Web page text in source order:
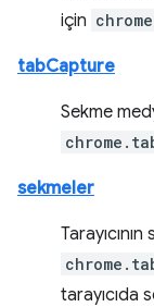
için
tabCapture
Sekme
sekmeler
tarayıcıda